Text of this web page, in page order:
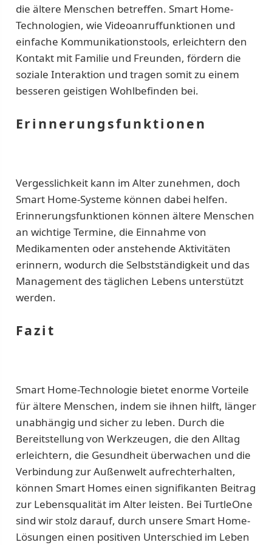
die ältere Menschen betreffen. Smart Home-
Technologien, wie Videoanruffunktionen und
einfache Kommunikationstools, erleichtern den
Kontakt mit Familie und Freunden, fördern die
soziale Interaktion und tragen somit zu einem
besseren geistigen Wohlbefinden bei.
Erinnerungsfunktionen
Vergesslichkeit kann im Alter zunehmen, doch
Smart Home-Systeme können dabei helfen.
Erinnerungsfunktionen können ältere Menschen
an wichtige Termine, die Einnahme von
Medikamenten oder anstehende Aktivitäten
erinnern, wodurch die Selbstständigkeit und das
Management des täglichen Lebens unterstützt
werden.
Fazit
Smart Home-Technologie bietet enorme Vorteile
für ältere Menschen, indem sie ihnen hilft, länger
unabhängig und sicher zu leben. Durch die
Bereitstellung von Werkzeugen, die den Alltag
erleichtern, die Gesundheit überwachen und die
Verbindung zur Außenwelt aufrechterhalten,
können Smart Homes einen signifikanten Beitrag
zur Lebensqualität im Alter leisten. Bei TurtleOne
sind wir stolz darauf, durch unsere Smart Home-
Lösungen einen positiven Unterschied im Leben